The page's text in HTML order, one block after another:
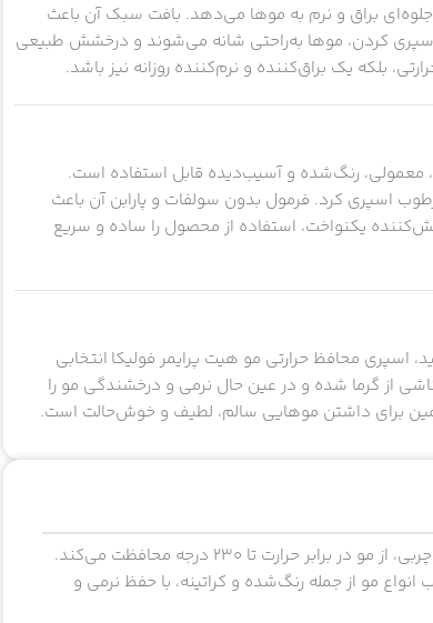
براق و نرم به موها می‌دهد. بافت سبک آن باعث
کردن، موها به‌راحتی شانه می‌شوند و درخشش طبیعی
بلکه یک براق‌کننده و نرم‌کننده روزانه نیز باشد.
معمولی، رنگ‌شده و آسیب‌دیده قابل استفاده است.
اسپری کرد. فرمول بدون سولفات و پارابن آن باعث
یکنواخت، استفاده از محصول را ساده و سریع
اسپری محافظ حرارتی مو هیت پرایمر فولیکا انتخابی
از گرما شده و در عین حال نرمی و درخشندگی مو را
برای داشتن موهایی سالم، لطیف و خوش‌حالت است.
اسپری محافظ حرارتی مو هیت پرایمر فولیکا با فرمول سبک و بدون چربی، از مو در برابر حرارت تا ۲۳۰ درجه محافظت می‌کند.
مو از جمله رنگ‌شده و کراتینه، با حفظ نرمی و